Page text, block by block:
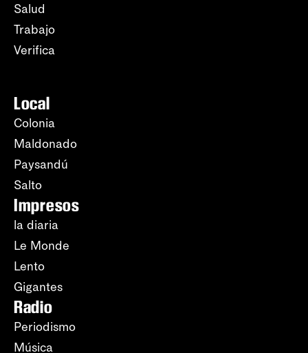
Salud
Trabajo
Verifica
Local
Colonia
Maldonado
Paysandú
Salto
Impresos
la diaria
Le Monde
Lento
Gigantes
Radio
Periodismo
Música